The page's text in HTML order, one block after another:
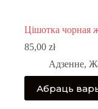
Цішотка чорная
85,00 zł
Адзенне,
Абраць
product
has